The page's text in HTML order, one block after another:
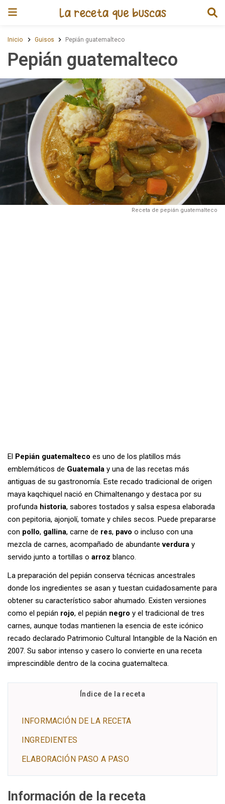
Inicio Guisos Pepián guatemalteco
Pepián guatemalteco
Receta de pepián guatemalteco
El Pepián guatemalteco es uno de los platillos más
emblemáticos de Guatemala y una de las recetas más
antiguas de su gastronomía. Este recado tradicional de origen
maya kaqchiquel nació en Chimaltenango y destaca por su
profunda historia, sabores tostados y salsa espesa elaborada
con pepitoria, ajonjolí, tomate y chiles secos. Puede prepararse
con pollo, gallina, carne de res, pavo o incluso con una
mezcla de carnes, acompañado de abundanteverdura y
servido junto a tortillas o arroz blanco.
La preparación del pepián conserva técnicas ancestrales
donde los ingredientes se asan y tuestan cuidadosamente para
obtener su característico sabor ahumado. Existen versiones
como el pepián rojo, el pepián negro y el tradicional de tres
carnes, aunque todas mantienen la esencia de este icónico
recado declarado Patrimonio Cultural Intangible de la Nación en
2007. Su sabor intenso y casero lo convierte en una receta
imprescindible dentro de la cocina guatemalteca.
Índice de la receta
INFORMACIÓN DE LA RECETA
INGREDIENTES
ELABORACIÓN PASO A PASO
Información de la receta